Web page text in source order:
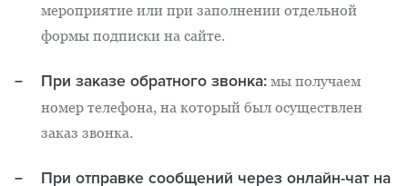
мероприятие или при заполнении отдельной
формы подписки на сайте.
При заказе обратного звонка: мы получаем
номер телефона, на который был осуществлен
заказ звонка.
При отправке сообщений через онлайн-чат на